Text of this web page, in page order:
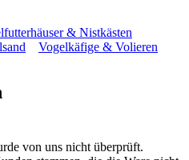
& Nistkästen
Vogelkäfige & Volieren
von uns nicht überprüft.